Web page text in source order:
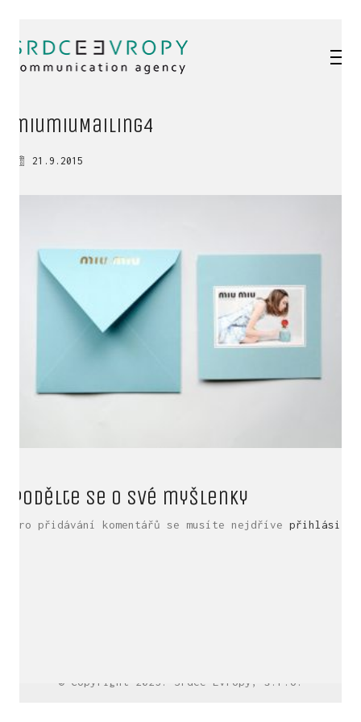
miumiuMailing4
21.9.2015
Podělte se o své myšlenky
Pro přidávání komentářů se musíte nejdříve přihlásit
© Copyright 2025. Srdce Evropy, s.r.o.